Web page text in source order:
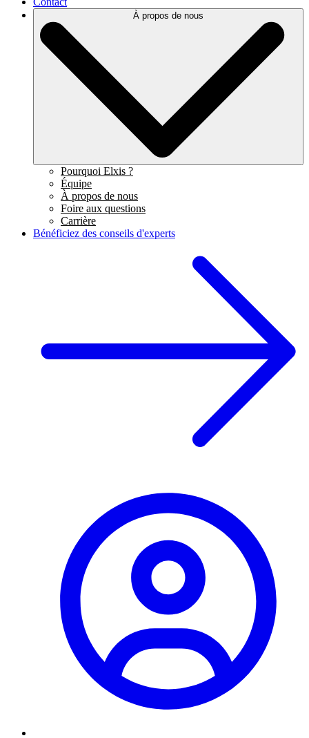
À propos de nous
Pourquoi Elxis ?
Équipe
À propos de nous
Foire aux questions
Carrière
Bénéficiez des conseils d'experts